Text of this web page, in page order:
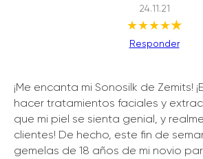
24.11.21
★★★★★
Responder
¡Me encanta mi Sonosilk de Zemits!
hacer tratamientos faciales y
que mi piel se sienta genial, y
clientes! De hecho, este fin de
gemelas de 18 años de mi novio